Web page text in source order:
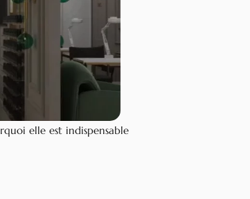
elle est indispensable